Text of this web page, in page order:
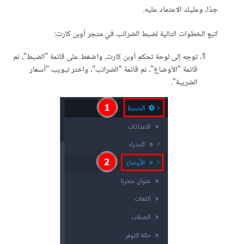
جدًا، وعليك الاعتماد عليه.
اتبع الخطوات التالية لضبط الضرائب في متجر أوبن كارت:
توجه إلى لوحة تحكم أوبن كارت، واضغط على قائمة "الضبط"، ثم
قائمة "الأوضاع"، ثم قائمة "الضرائب"، واختر تبويب "أسعار
الضريبة".